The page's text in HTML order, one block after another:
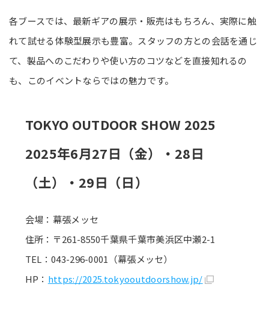
各ブースでは、最新ギアの展示・販売はもちろん、実際に触
れて試せる体験型展示も豊富。スタッフの方との会話を通じ
て、製品へのこだわりや使い方のコツなどを直接知れるの
も、このイベントならではの魅力です。
TOKYO OUTDOOR SHOW 2025
2025年6月27日（金）・28日
（土）・29日（日）
会場：幕張メッセ
住所：〒261-8550千葉県千葉市美浜区中瀬2-1
TEL：043-296-0001（幕張メッセ）
HP： https://2025.tokyooutdoorshow.jp/